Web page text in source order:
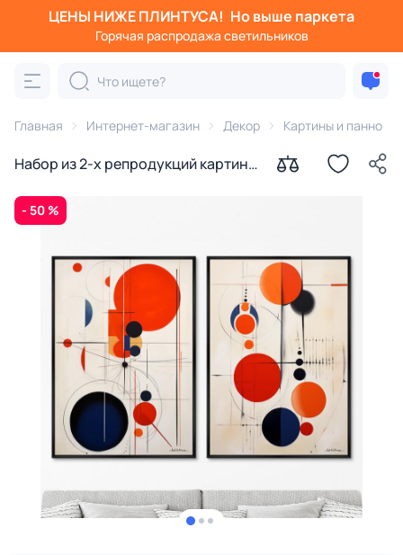
ЦЕНЫ НИЖЕ ПЛИНТУСА! Но выше паркета
Горячая распродажа светильников
Главная Интернет-магазин Декор Картины и панно
Набор из 2-х репродукций картин
2024г.
- 50 %